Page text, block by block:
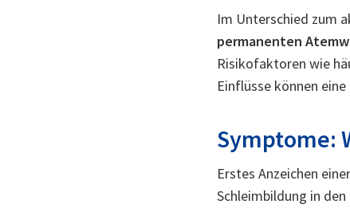
Im Unterschied zum
permanenten
Risikofaktoren wie
Einflüsse können
Symptome:
Erstes Anzeichen
Schleimbildung in